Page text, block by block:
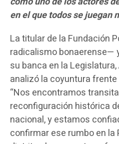
en el que todos se juegan
La titular de la Fundación
radicalismo bonaerense—
su banca en la
analizó la coyuntura
“Nos encontramos
reconfiguración histórica
nacional, y estamos
confirmar ese rumbo en la